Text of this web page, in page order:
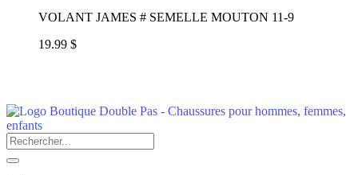
VOLANT JAMES # SEMELLE MOUTON 11-9
19.99 $